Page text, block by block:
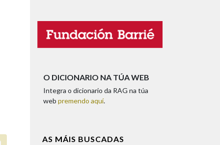
O DICIONARIO NA TÚA WEB
Integra o dicionario da RAG na túa
web premendo aquí.
AS MÁIS BUSCADAS